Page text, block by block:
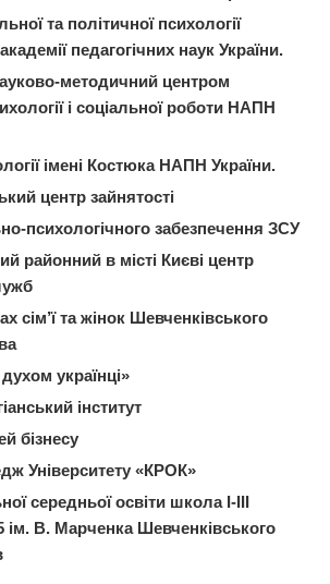
та політичної психології
педагогічних наук України.
методичний центром
і соціальної роботи НАПН
імені Костюка НАПН України.
центр зайнятості
психологічного забезпечення ЗСУ
районний в місті Києві центр
сім’ї та жінок Шевченківського
українці»
інститут
бізнесу
Університету «КРОК»
середньої освіти школа І-ІІІ
ім. В. Марченка Шевченківського